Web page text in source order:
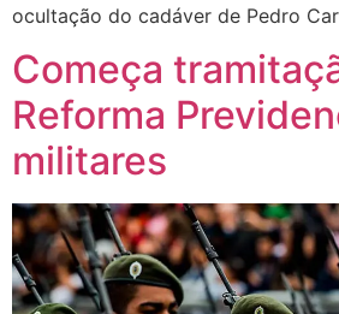
ocultação do cadáver de Pedro
Começa
Reforma
militares